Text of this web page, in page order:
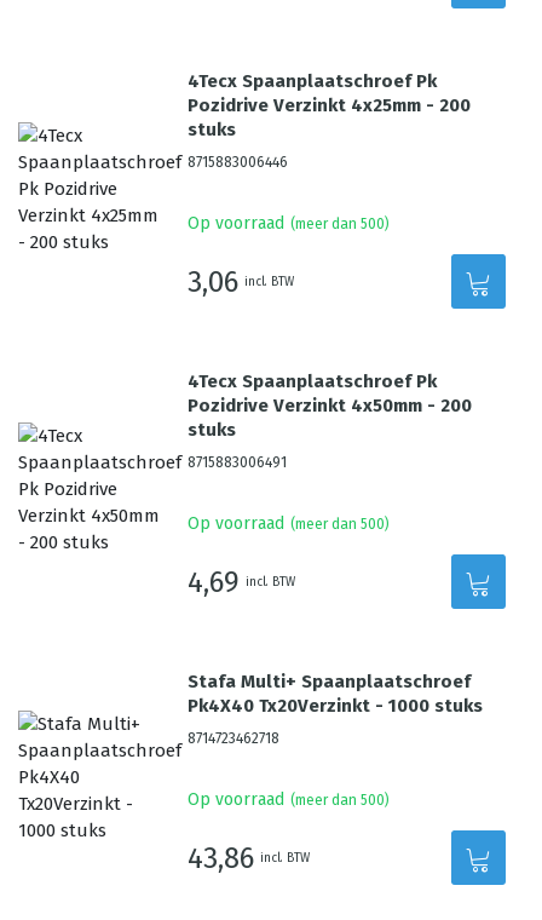
4Tecx Spaanplaatschroef Pk
Pozidrive Verzinkt 4x25mm - 200
stuks
8715883006446
Op voorraad (meer dan 500)
3,06 incl. BTW
4Tecx Spaanplaatschroef Pk
Pozidrive Verzinkt 4x50mm - 200
stuks
8715883006491
Op voorraad (meer dan 500)
4,69 incl. BTW
Stafa Multi+ Spaanplaatschroef
Pk4X40 Tx20Verzinkt - 1000 stuks
8714723462718
Op voorraad (meer dan 500)
43,86 incl. BTW